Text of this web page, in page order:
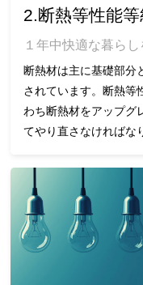
2.断熱等性能等
１年中快適な暮ら
断熱材は主に基礎部分
されています。断熱等
わち断熱材をアップグ
てやり直さなければな